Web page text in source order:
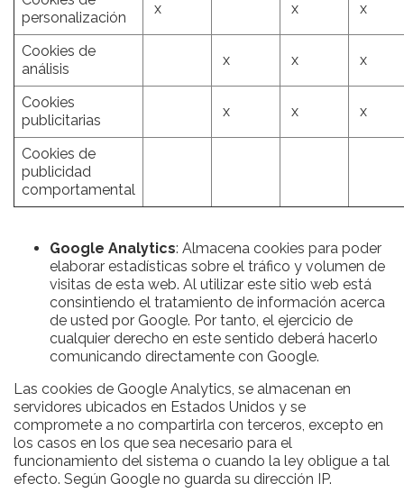
personalización
x x x
Cookies de
análisis
x x x
Cookies
publicitarias
x x x
Cookies de
publicidad
comportamental
Google Analytics: Almacena cookies para poder
elaborar estadísticas sobre el tráfico y volumen de
visitas de esta web. Al utilizar este sitio web está
consintiendo el tratamiento de información acerca
de usted por Google. Por tanto, el ejercicio de
cualquier derecho en este sentido deberá hacerlo
comunicando directamente con Google.
Las cookies de Google Analytics, se almacenan en
servidores ubicados en Estados Unidos y se
compromete a no compartirla con terceros, excepto en
los casos en los que sea necesario para el
funcionamiento del sistema o cuando la ley obligue a tal
efecto. Según Google no guarda su dirección IP.